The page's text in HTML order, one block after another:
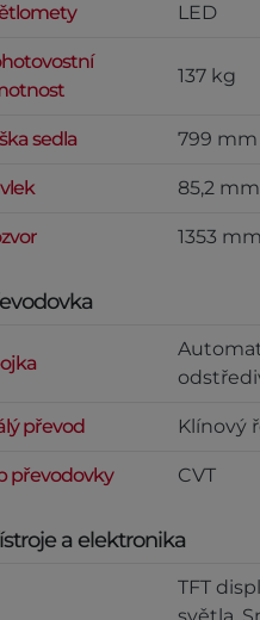
LED
137 kg
sedla 799 mm
85,2 mm
1353 mm
převod Klínový
převodovky CVT
a elektronika
TFT